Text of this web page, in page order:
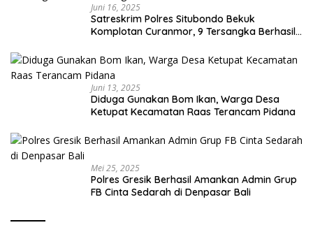
Juni 16, 2025
Satreskrim Polres Situbondo Bekuk
Komplotan Curanmor, 9 Tersangka Berhasil
Juni 13, 2025
Diduga Gunakan Bom Ikan, Warga Desa
Ketupat Kecamatan Raas Terancam Pidana
Mei 25, 2025
Polres Gresik Berhasil Amankan Admin Grup
FB Cinta Sedarah di Denpasar Bali